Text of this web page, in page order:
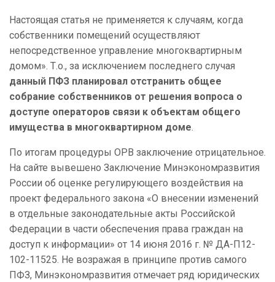
Настоящая статья не применяется к случаям, когда
собственники помещений осуществляют
непосредственное управление многоквартирным
домом». Т.о., за исключением последнего случая
данный ПФЗ планировал отстранить общее
собрание собственников от решения вопроса о
доступе операторов связи к объектам общего
имущества в многоквартирном доме.
По итогам процедуры ОРВ заключение отрицательное.
На сайте вывешено Заключение Минэкономразвития
России об оценке регулирующего воздействия на
проект федерального закона «О внесении изменений
в отдельные законодательные акты Российской
Федерации в части обеспечения права граждан на
доступ к информации» от 14 июня 2016 г. № ДА-П12-
102-11525. Не возражая в принципе против самого
ПФЗ, Минэкономразвития отмечает ряд юридических